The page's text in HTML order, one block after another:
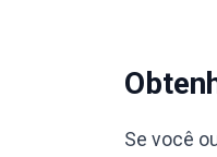
Se você